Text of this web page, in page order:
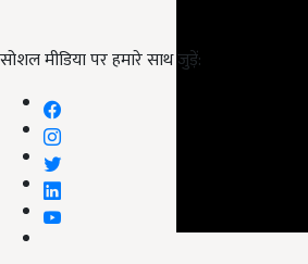
सोशल मीडिया पर हमारे साथ जुड़ें: